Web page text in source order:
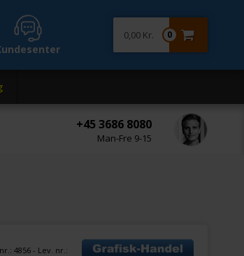
+45 3686 8080
Man-Fre 9-15
0
0,00 Kr.
4856- Lev. nr.: